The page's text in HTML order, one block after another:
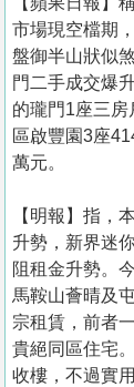
市場現空檔期
盤御半山狀似
門二手成交爆
的瓏門1座三房
區啟豐園3座
萬元。
【明報】指，
升勢，新界迷
阻租金升勢。
馬鞍山薈晴及
宗租賃，前者
貴絕同區住宅
收樓，不過實